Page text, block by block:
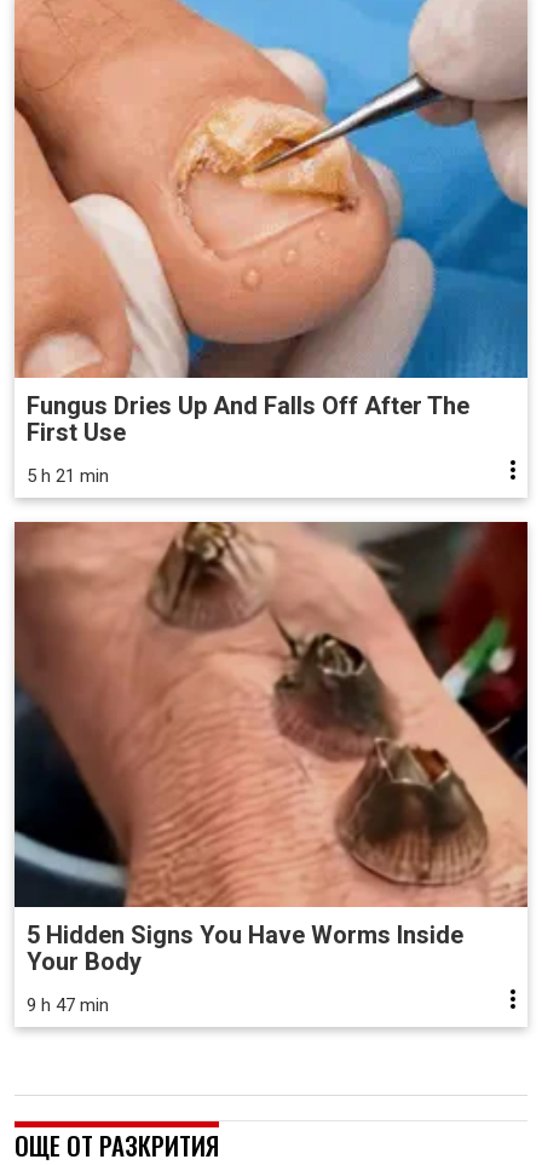
Fungus Dries Up And Falls Off After The
First Use
5 h 21 min
5 Hidden Signs You Have Worms Inside
Your Body
9 h 47 min
ОЩЕ ОТ РАЗКРИТИЯ